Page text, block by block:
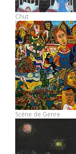
Chut
Scène de Genre